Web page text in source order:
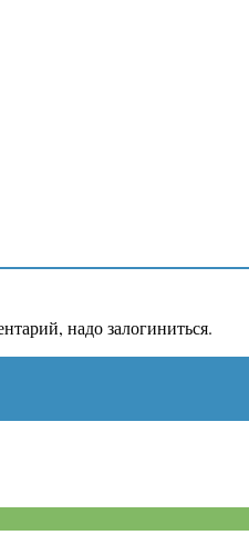
надо залогиниться.